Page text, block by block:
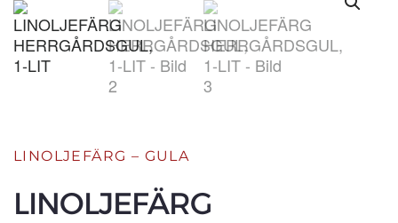
LINOLJEFÄRG – GULA
LINOLJEFÄRG